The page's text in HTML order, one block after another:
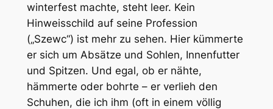
winterfest machte, steht leer. Kein
Hinweisschild auf seine Profession
(„Szewc“) ist mehr zu sehen. Hier kümmerte
er sich um Absätze und Sohlen, Innenfutter
und Spitzen. Und egal, ob er nähte,
hämmerte oder bohrte – er verlieh den
Schuhen, die ich ihm (oft in einem völlig